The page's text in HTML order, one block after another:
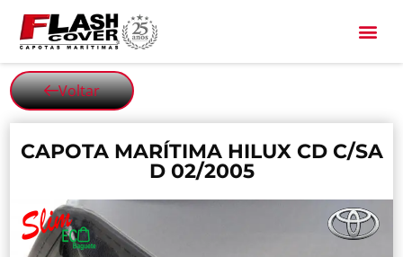
Voltar
CAPOTA MARÍTIMA HILUX CD C/SA
D 02/2005